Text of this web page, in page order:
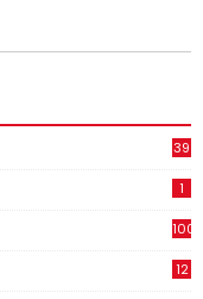
39
1
1001
12